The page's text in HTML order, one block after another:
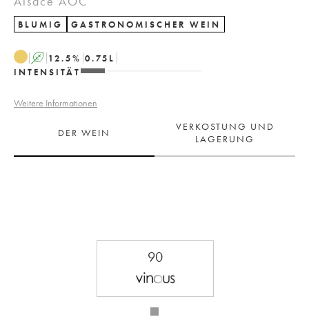
BLUMIG GASTRONOMISCHER WEIN
A 12.5% 0.75 L
INTENSITÄT
Weitere Informationen
DER WEIN
VERKOSTUNG UND
LAGERUNG
90